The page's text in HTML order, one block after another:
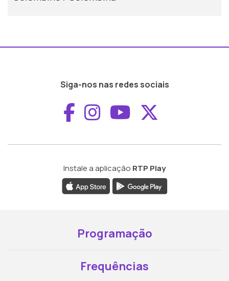
Siga-nos nas redes sociais
Aceder ao
Aceder ao
Aceder ao
Instale a aplicação RTP Play
Programação
Frequências